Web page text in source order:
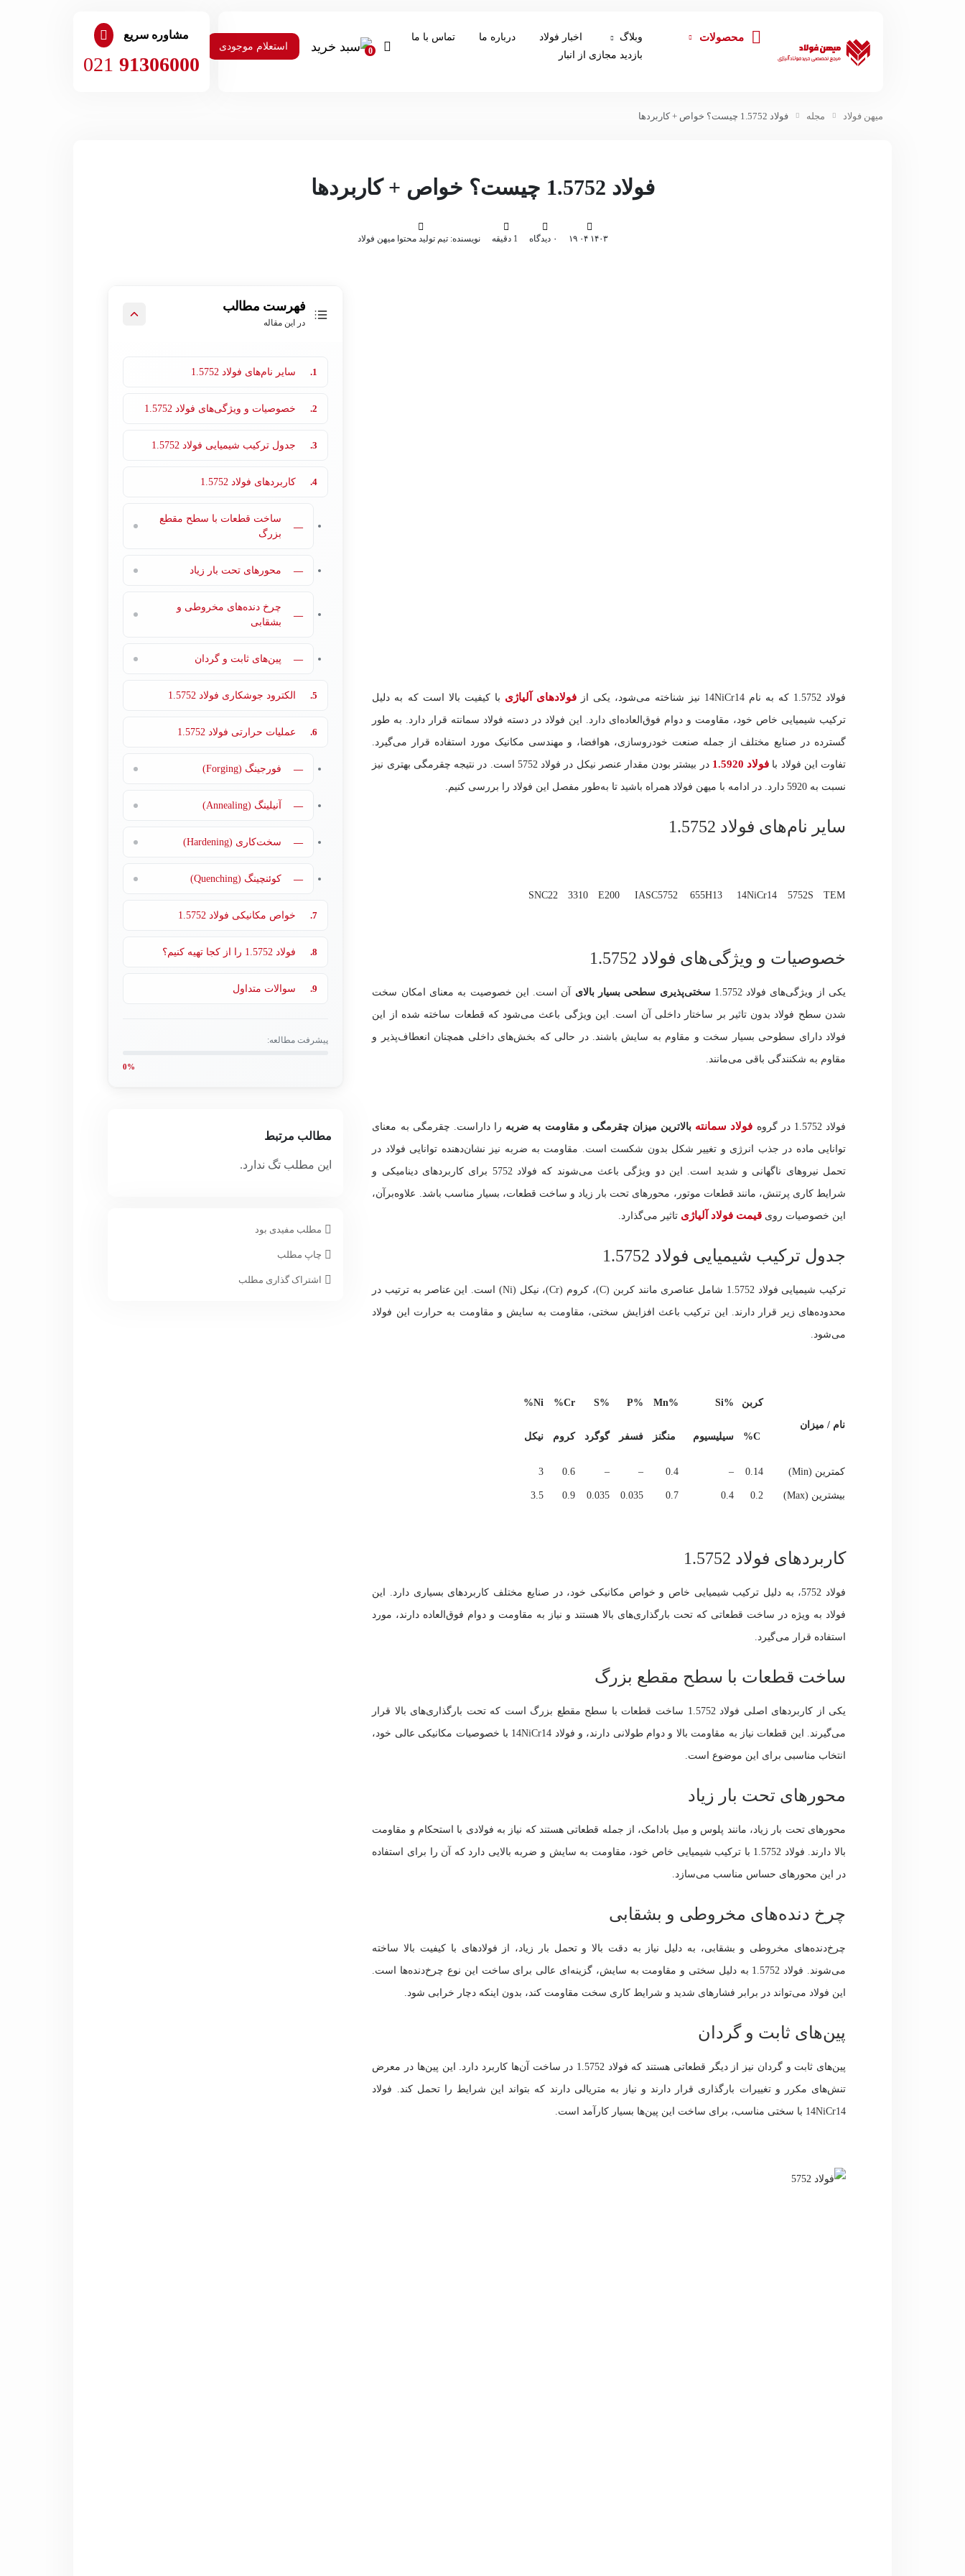
محصولات وبلاگ اخبار فولاد درباره ما
تماس با ما
بازدید مجازی از انبار
0 استعلام موجودی
مشاوره سریع
021 91306000
فولاد 1.5752 چیست؟ خواص + کاربردها مجله میهن فولاد
فولاد 1.5752 چیست؟ خواص + کاربردها
۱۴۰۳ ۰۴ ۱۹ ۰ دیدگاه 1 دقیقه نویسنده: تیم تولید محتوا میهن فولاد
فهرست مطالب
در این مقاله
1. سایر نام‌های فولاد 1.5752
2. خصوصیات و ویژگی‌های فولاد 1.5752
3. جدول ترکیب شیمیایی فولاد 1.5752
4. کاربردهای فولاد 1.5752
—
ساخت قطعات با سطح مقطع
بزرگ
— محورهای تحت بار زیاد
—
چرخ دنده‌های مخروطی و
بشقابی
— پین‌های ثابت و گردان
5. الکترود جوشکاری فولاد 1.5752
6. عملیات حرارتی فولاد 1.5752
— فورجینگ (Forging)
— آنیلینگ (Annealing)
— سخت‌کاری (Hardening)
— کوئنچینگ (Quenching)
7. خواص مکانیکی فولاد 1.5752
8. فولاد 1.5752 را از کجا تهیه کنیم؟
9. سوالات متداول
پیشرفت مطالعه:
0%
مطالب مرتبط
این مطلب تگ ندارد.
مطلب مفیدی بود
چاپ مطلب
اشتراک گذاری مطلب
فولاد 1.5752 که به نام 14NiCr14 نیز شناخته می‌شود، یکی از فولادهای آلیاژی با کیفیت بالا است که به دلیل
ترکیب شیمیایی خاص خود، مقاومت و دوام فوق‌العاده‌ای دارد. این فولاد در دسته فولاد سمانته قرار دارد. به طور
گسترده در صنایع مختلف از جمله صنعت خودروسازی، هوافضا، و مهندسی مکانیک مورد استفاده قرار می‌گیرد.
تفاوت این فولاد با فولاد 1.5920 در بیشتر بودن مقدار عنصر نیکل در فولاد 5752 است. در نتیجه چقرمگی بهتری نیز
نسبت به 5920 دارد. در ادامه با میهن فولاد همراه باشید تا به‌طور مفصل این فولاد را بررسی کنیم.
سایر نام‌های فولاد 1.5752
TEM
5752S
14NiCr14
655H13
IASC5752
E200
3310
SNC22
خصوصیات و ویژگی‌های فولاد 1.5752
یکی از ویژگی‌های فولاد 1.5752 سختی‌پذیری سطحی بسیار بالای آن است. این خصوصیت به معنای امکان سخت
شدن سطح فولاد بدون تاثیر بر ساختار داخلی آن است. این ویژگی باعث می‌شود که قطعات ساخته شده از این
فولاد دارای سطوحی بسیار سخت و مقاوم به سایش باشند. در حالی که بخش‌های داخلی همچنان انعطاف‌پذیر و
مقاوم به شکنندگی باقی می‌مانند.
فولاد 1.5752 در گروه فولاد سمانته بالاترین میزان چقرمگی و مقاومت به ضربه را داراست. چقرمگی به معنای
توانایی ماده در جذب انرژی و تغییر شکل بدون شکست است. مقاومت به ضربه نیز نشان‌دهنده توانایی فولاد در
تحمل نیروهای ناگهانی و شدید است. این دو ویژگی باعث می‌شوند که فولاد 5752 برای کاربردهای دینامیکی و
شرایط کاری پرتنش، مانند قطعات موتور، محورهای تحت بار زیاد و ساخت قطعات، بسیار مناسب باشد. علاوه‌برآن،
این خصوصیات روی قیمت فولاد آلیاژی تاثیر می‌گذارد.
جدول ترکیب شیمیایی فولاد 1.5752
ترکیب شیمیایی فولاد 1.5752 شامل عناصری مانند کربن (C)، کروم (Cr)، نیکل (Ni) است. این عناصر به ترتیب در
محدوده‌های زیر قرار دارند. این ترکیب باعث افزایش سختی، مقاومت به سایش و مقاومت به حرارت این فولاد
می‌شود.
نام / میزان
کربن %Si
سیلیسیوم
%Mn
منگنز
%P
فسفر
%S
گوگرد
Cr%
کروم
Ni%
نیکل
کمترین (Min) 0.14
–
0.4
–
–
0.6
3
بیشترین (Max) 0.2
0.4
0.7
0.035
0.035
0.9
3.5
کاربردهای فولاد 1.5752
فولاد 5752، به دلیل ترکیب شیمیایی خاص و خواص مکانیکی خود، در صنایع مختلف کاربردهای بسیاری دارد. این
فولاد به ویژه در ساخت قطعاتی که تحت بارگذاری‌های بالا هستند و نیاز به مقاومت و دوام فوق‌العاده دارند، مورد
استفاده قرار می‌گیرد.
ساخت قطعات با سطح مقطع بزرگ
یکی از کاربردهای اصلی فولاد 1.5752 ساخت قطعات با سطح مقطع بزرگ است که تحت بارگذاری‌های بالا قرار
می‌گیرند. این قطعات نیاز به مقاومت بالا و دوام طولانی دارند، و فولاد 14NiCr14 با خصوصیات مکانیکی عالی خود،
انتخاب مناسبی برای این موضوع است.
محورهای تحت بار زیاد
محورهای تحت بار زیاد، مانند پلوس و میل بادامک، از جمله قطعاتی هستند که نیاز به فولادی با استحکام و مقاومت
بالا دارند. فولاد 1.5752 با ترکیب شیمیایی خاص خود، مقاومت به سایش و ضربه بالایی دارد که آن را برای استفاده
در این محورهای حساس مناسب می‌سازد.
چرخ دنده‌های مخروطی و بشقابی
چرخ‌دنده‌های مخروطی و بشقابی، به دلیل نیاز به دقت بالا و تحمل بار زیاد، از فولادهای با کیفیت بالا ساخته
می‌شوند. فولاد 1.5752 به دلیل سختی و مقاومت به سایش، گزینه‌ای عالی برای ساخت این نوع چرخ‌دنده‌ها است.
این فولاد می‌تواند در برابر فشارهای شدید و شرایط کاری سخت مقاومت کند، بدون اینکه دچار خرابی شود.
پین‌های ثابت و گردان
پین‌های ثابت و گردان نیز از دیگر قطعاتی هستند که فولاد 1.5752 در ساخت آن‌ها کاربرد دارد. این پین‌ها در معرض
تنش‌های مکرر و تغییرات بارگذاری قرار دارند و نیاز به متریالی دارند که بتواند این شرایط را تحمل کند. فولاد
14NiCr14 با سختی مناسب، برای ساخت این پین‌ها بسیار کارآمد است.